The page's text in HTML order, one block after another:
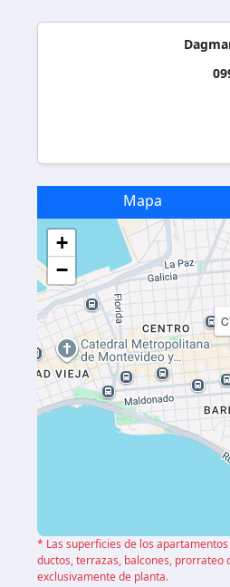
Mapa
+
−
* Las superficies de los
ductos, terrazas, balcones, prorrateo
exclusivamente de planta.